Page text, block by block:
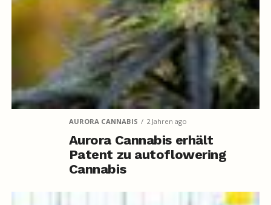
AURORA CANNABIS 2 Jahren ago
Aurora Cannabis erhält
Patent zu autoflowering
Cannabis